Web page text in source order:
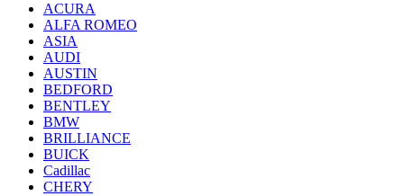
ACURA
ALFA ROMEO
ASIA
AUDI
AUSTIN
BEDFORD
BENTLEY
BMW
BRILLIANCE
BUICK
Cadillac
CHERY